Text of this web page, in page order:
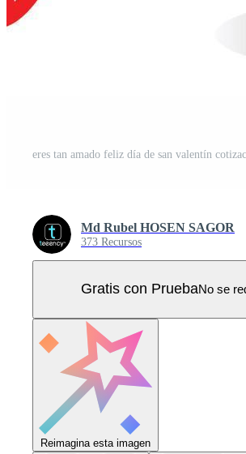
Md Rubel HOSEN SAGOR
373 Recursos
Gratis con PruebaNo se
Reimagina esta imagen